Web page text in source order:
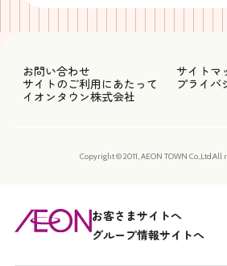
お問い合わせ
サイトマ
サイトのご利用にあたって
プライバ
イオンタウン株式会社
Copyright © 2011, AEON TOWN
お客さまサイトへ
グループ情報サイトへ